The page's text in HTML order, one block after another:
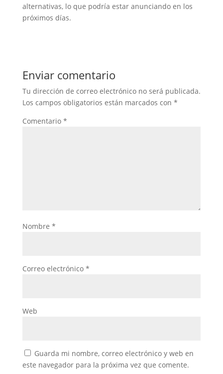
alternativas, lo que podría estar anunciando en los
próximos días.
Enviar comentario
Tu dirección de correo electrónico no será publicada.
Los campos obligatorios están marcados con *
Comentario *
Nombre *
Correo electrónico *
Web
Guarda mi nombre, correo electrónico y web en
este navegador para la próxima vez que comente.